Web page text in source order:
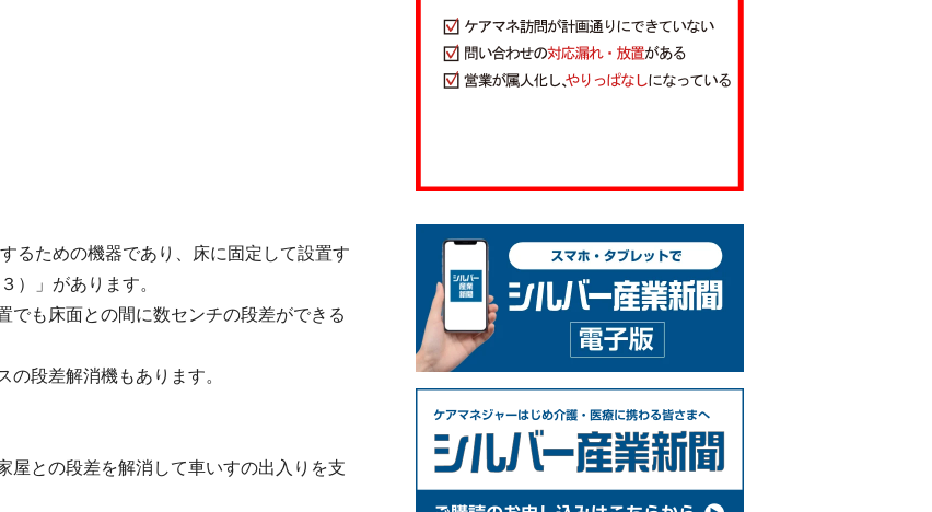
るための機器であり、床に固定して設置す
）」があります。
も床面との間に数センチの段差ができる
段差解消機もあります。
との段差を解消して車いすの出入りを支